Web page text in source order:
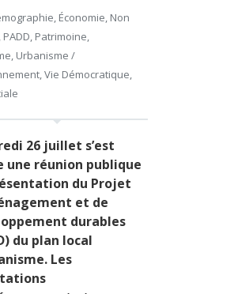
, Économie, Non
, PADD, Patrimoine,
, Urbanisme /
,Vie Démocratique,
26 juillet s’est
une réunion publique
du Projet
et de
durables
du plan local
Les